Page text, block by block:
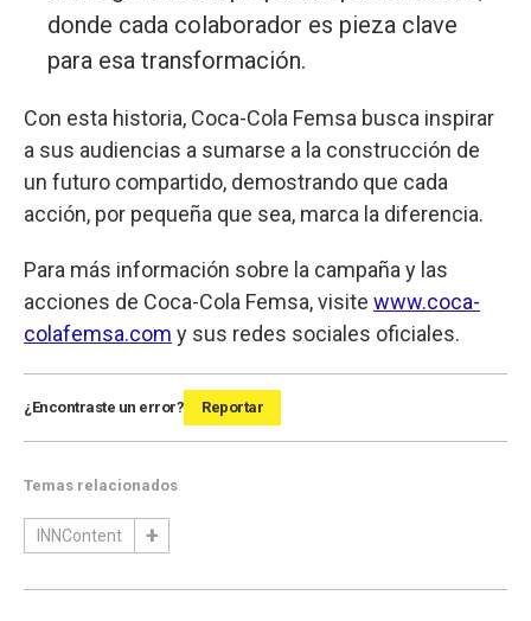
donde cada colaborador es pieza clave
para esa transformación.
Con esta historia, Coca-Cola Femsa busca inspirar
a sus audiencias a sumarse a la construcción de
un futuro compartido, demostrando que cada
acción, por pequeña que sea, marca la diferencia.
Para más información sobre la campaña y las
acciones de Coca-Cola Femsa, visite www.coca-
colafemsa.com y sus redes sociales oficiales.
¿Encontraste un error? Reportar
Temas relacionados
INNContent